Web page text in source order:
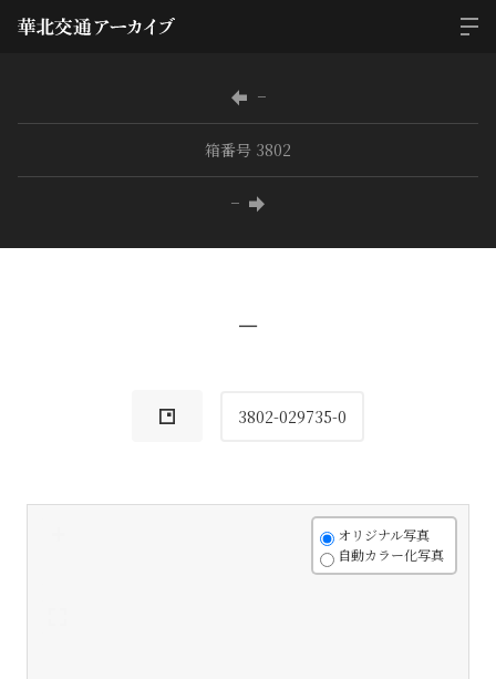
−
箱番号 3802
−
−
3802-029735-0
オリジナル写真
自動カラー化写真